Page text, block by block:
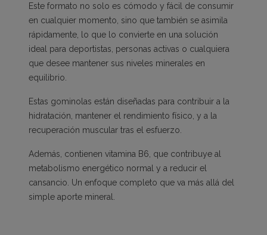
Este formato no solo es cómodo y fácil de consumir
en cualquier momento, sino que también se asimila
rápidamente, lo que lo convierte en una solución
ideal para deportistas, personas activas o cualquiera
que desee mantener sus niveles minerales en
equilibrio.
Estas gominolas están diseñadas para contribuir a la
hidratación, mantener el rendimiento físico, y a la
recuperación muscular tras el esfuerzo.
Además, contienen vitamina B6, que contribuye al
metabolismo energético normal y a reducir el
cansancio. Un enfoque completo que va más allá del
simple aporte mineral.